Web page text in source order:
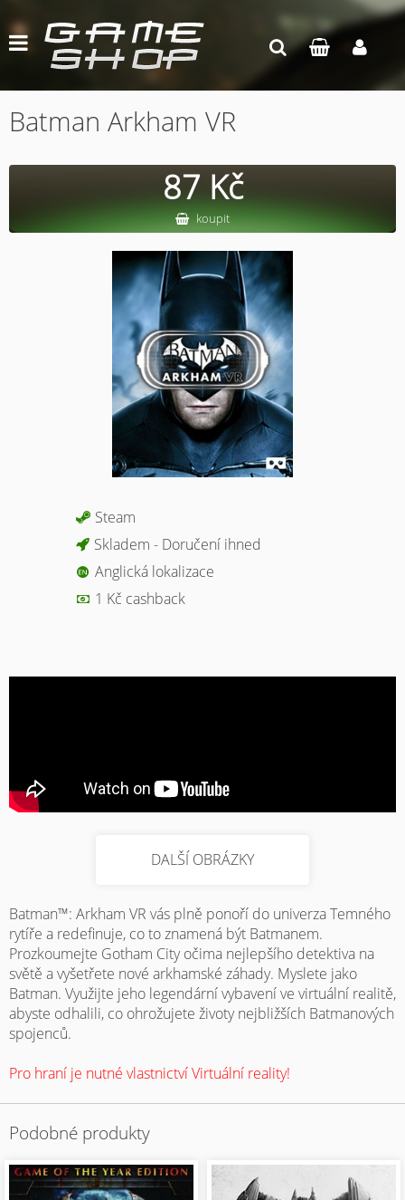
Batman Arkham VR
87 Kč
koupit
Steam
Skladem - Doručení ihned
Anglická lokalizace
1 Kč cashback
DALŠÍ OBRÁZKY
Batman™: Arkham VR vás plně ponoří do univerza Temného
rytíře a redefinuje, co to znamená být Batmanem.
Prozkoumejte Gotham City očima nejlepšího detektiva na
světě a vyšetřete nové arkhamské záhady. Myslete jako
Batman. Využijte jeho legendární vybavení ve virtuální realitě,
abyste odhalili, co ohrožujete životy nejbližších Batmanových
spojenců.
Pro hraní je nutné vlastnictví Virtuální reality!
Podobné produkty